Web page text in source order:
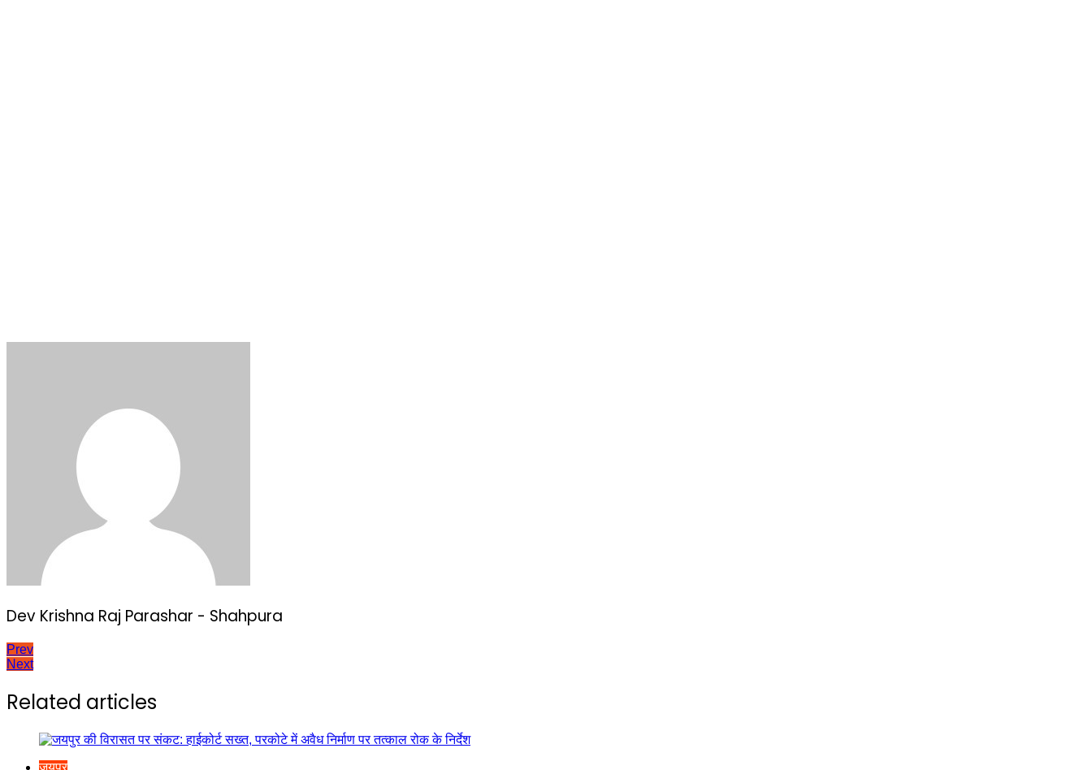
Dev Krishna Raj Parashar - Shahpura
Post
Prev
Next
Related articles
जयपुर